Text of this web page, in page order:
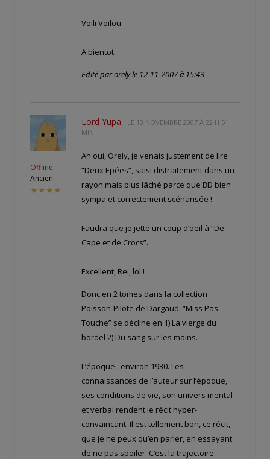
Voili Voilou
A bientot.
Edité par orely le 12-11-2007 à 15:43
Offline
Ancien
★★★★
Lord Yupa LE 13 NOVEMBRE 2007 À 22 H 51
MIN
Ah oui, Orely, je venais justement de lire
“Deux Epées”, saisi distraitement dans un
rayon mais plus lâché parce que BD bien
sympa et correctement scénarisée !
Faudra que je jette un coup d’oeil à “De
Cape et de Crocs”.
Excellent, Rei, lol !
Donc en 2 tomes dans la collection
Poisson-Pilote de Dargaud, “Miss Pas
Touche” se décline en 1) La vierge du
bordel 2) Du sang sur les mains.
L’époque : environ 1930. Les
connaissances de l’auteur sur l’époque,
ses conditions de vie, son univers mental
et verbal rendent le récit hyper-
convaincant. Il est tellement bon, ce récit,
que je ne peux qu’en parler, en essayant
de ne pas spoiler. C’est la trajectoire